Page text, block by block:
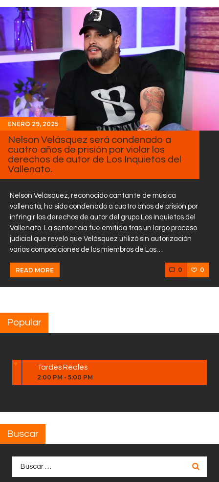
ENERO 29, 2025
Nelson Velásquez será condenado a
cuatro años de prisión por violar los
derechos de autor de Los Inquietos del
Vallenato.
Nelson Velásquez, reconocido cantante de música
vallenata, ha sido condenado a cuatro años de prisión por
infringir los derechos de autor del grupo Los Inquietos del
Vallenato. La sentencia fue emitida tras un largo proceso
judicial que reveló que Velásquez utilizó sin autorización
varias composiciones de los miembros de Los…
READ MORE 0 0
Popular
Tardes Reales
2:00 PM - 5:00 PM
Buscar